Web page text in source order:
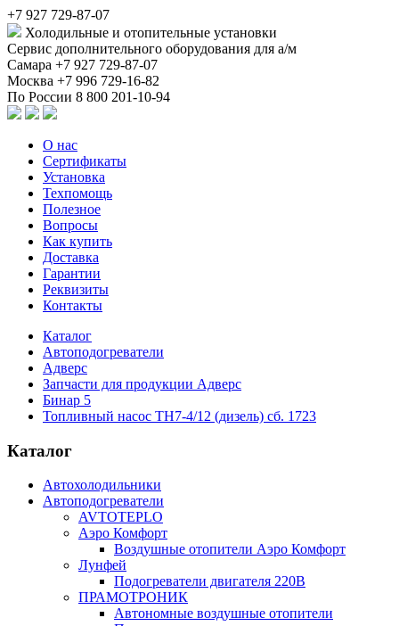
+7 927 729-87-07
Холодильные и отопительные установки
Сервис дополнительного оборудования для а/м
Самара +7 927 729-87-07
Москва +7 996 729-16-82
По России 8 800 201-10-94
О нас
Сертификаты
Установка
Техпомощь
Полезное
Вопросы
Как купить
Доставка
Гарантии
Реквизиты
Контакты
Каталог
Автоподогреватели
Адверс
Запчасти для продукции Адверс
Бинар 5
Топливный насос ТН7-4/12 (дизель) сб. 1723
Каталог
Автохолодильники
Автоподогреватели
AVTOTEPLO
Аэро Комфорт
Воздушные отопители Аэро Комфорт
Лунфей
Подогреватели двигателя 220В
ПРАМОТРОНИК
Автономные воздушные отопители